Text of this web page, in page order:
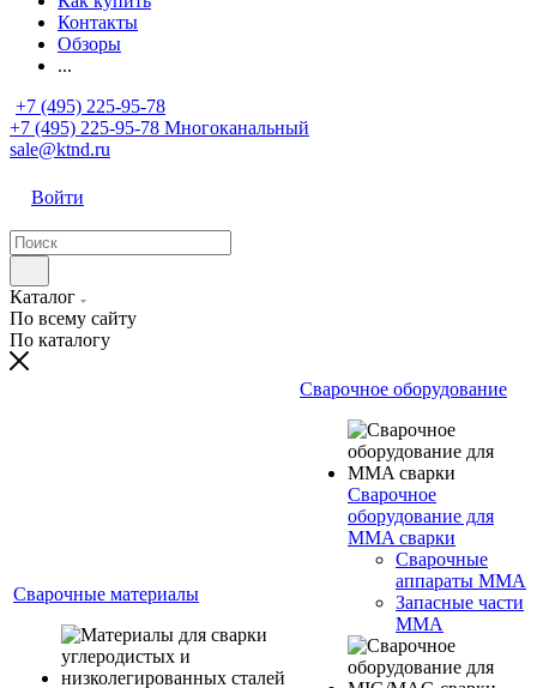
Контакты
Обзоры
...
+7 (495) 225-95-78
+7 (495) 225-95-78 Многоканальный
sale@ktnd.ru
Войти
Каталог
По всему сайту
По каталогу
Сварочные материалы
Сварочное оборудование
Сварочное
оборудование для
MMA сварки
Сварочные
аппараты MMA
Запасные части
MMA